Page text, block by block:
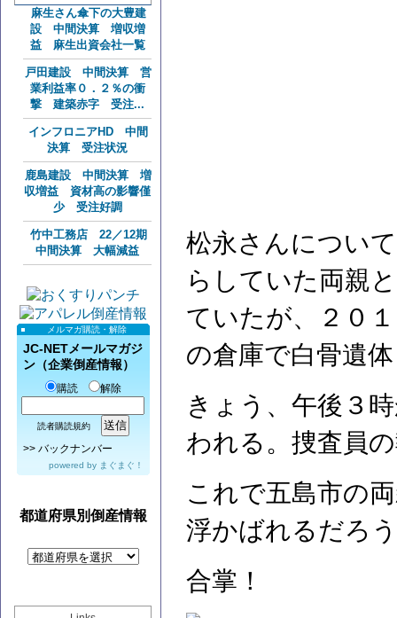
麻生さん傘下の大豊建
設 中間決算 増収増
益 麻生出資会社一覧
戸田建設 中間決算 営
業利益率０．２％の衝
撃 建築赤字 受注...
インフロニアHD 中間
決算 受注状況
鹿島建設 中間決算 増
収増益 資材高の影響僅
少 受注好調
竹中工務店 22／12期
中間決算 大幅減益
メルマガ購読・解除
JC-NETメールマガジ
ン（企業倒産情報）
購読 解除
読者購読規約
>> バックナンバー
powered by まぐまぐ！
都道府県別倒産情報
松永さんについ
らしていた両親
ていたが、２０
の倉庫で白骨遺
きょう、午後３
われる。捜査員
これで五島市の
浮かばれるだろ
合掌！